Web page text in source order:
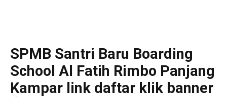
SPMB Santri Baru Boarding
School Al Fatih Rimbo Panjang
Kampar link daftar klik banner